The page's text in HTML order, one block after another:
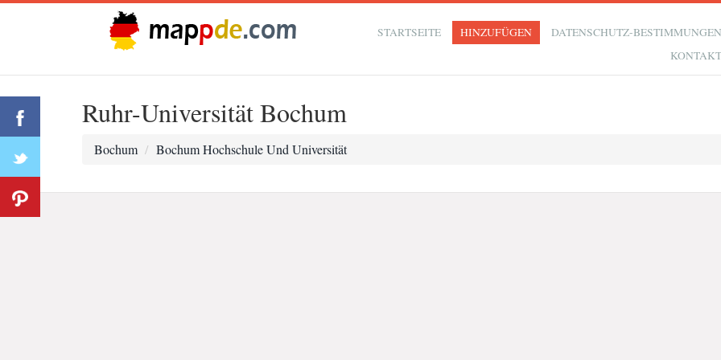
STARTSEITE HINZUFÜGEN
DATENSCHUTZ-
Ruhr-Universität Bochum
Bochum Bochum Hochschule Und Universität